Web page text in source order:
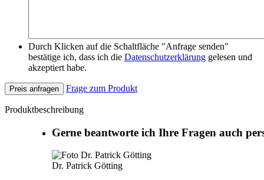
Durch Klicken auf die Schaltfläche "Anfrage senden"
bestätige ich, dass ich die Datenschutzerklärung gelesen und
akzeptiert habe.
Preis anfragen Frage zum Produkt
Produktbeschreibung
Gerne beantworte ich Ihre Fragen auch
Dr. Patrick Götting